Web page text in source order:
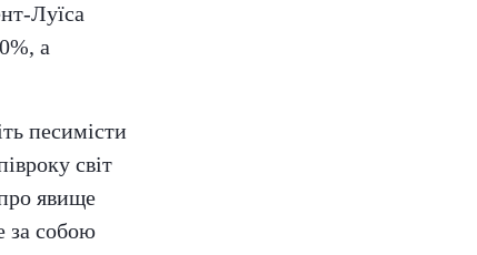
Луїса
а
песимісти
світ
явище
за собою